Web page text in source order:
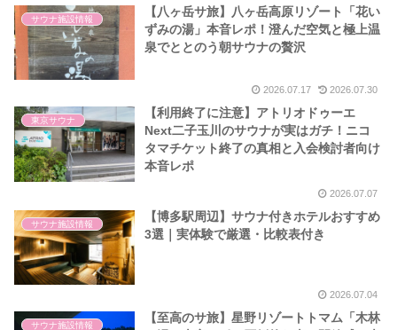
サウナ施設情報
【八ヶ岳サ旅】八ヶ岳高原リゾート「花い
ずみの湯」本音レポ！澄んだ空気と極上温
泉でととのう朝サウナの贅沢
2026.07.17 2026.07.30
東京サウナ
【利用終了に注意】アトリオドゥーエ
Next二子玉川のサウナが実はガチ！ニコ
タマチケット終了の真相と入会検討者向け
本音レポ
2026.07.07
サウナ施設情報
【博多駅周辺】サウナ付きホテルおすすめ
3選｜実体験で厳選・比較表付き
2026.07.04
サウナ施設情報
【至高のサ旅】星野リゾートトマム「木林